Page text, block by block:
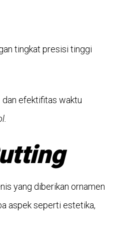
tingkat presisi tinggi
efektifitas waktu
yang diberikan ornamen
aspek seperti estetika,